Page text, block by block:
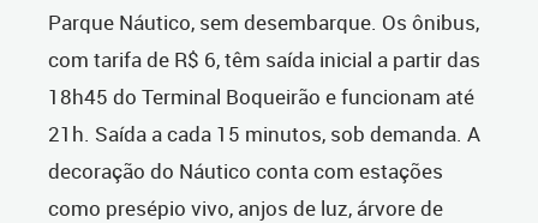
Parque Náutico, sem desembarque. Os ônibus,
com tarifa de R$ 6, têm saída inicial a partir das
18h45 do Terminal Boqueirão e funcionam até
21h. Saída a cada 15 minutos, sob demanda. A
decoração do Náutico conta com estações
como presépio vivo, anjos de luz, árvore de